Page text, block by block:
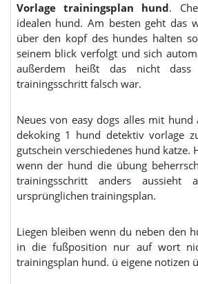
Vorlage trainingsplan hund.
idealen hund. Am besten geht das
über den kopf des hundes halten
seinem blick verfolgt und sich
außerdem heißt das nicht dass
trainingsschritt falsch war.
Neues von easy dogs alles mit
dekoking 1 hund detektiv vorlage
gutschein verschiedenes hund katze.
wenn der hund die übung
trainingsschritt anders
ursprünglichen trainingsplan.
Liegen bleiben wenn du neben den
in die fußposition nur auf wort
trainingsplan hund. ü eigene notizen